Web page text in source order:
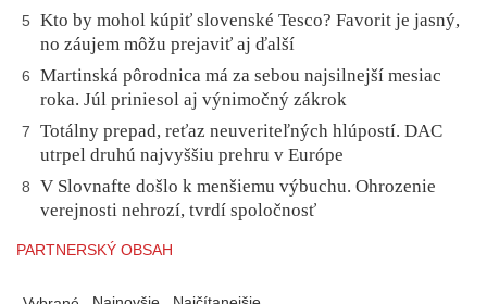
5
Kto by mohol kúpiť slovenské Tesco? Favorit je jasný,
no záujem môžu prejaviť aj ďalší
6
Martinská pôrodnica má za sebou najsilnejší mesiac
roka. Júl priniesol aj výnimočný zákrok
7
Totálny prepad, reťaz neuveriteľných hlúpostí. DAC
utrpel druhú najvyššiu prehru v Európe
8
V Slovnafte došlo k menšiemu výbuchu. Ohrozenie
verejnosti nehrozí, tvrdí spoločnosť
PARTNERSKÝ OBSAH